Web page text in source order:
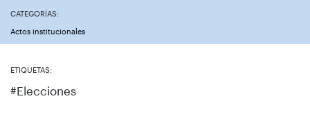
CATEGORÍAS:
Actos institucionales
ETIQUETAS:
#Elecciones